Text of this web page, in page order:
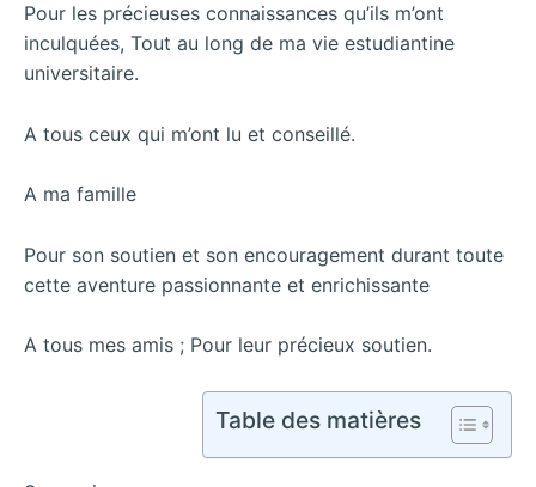
Pour les précieuses connaissances qu’ils m’ont
inculquées, Tout au long de ma vie estudiantine
universitaire.
A tous ceux qui m’ont lu et conseillé.
A ma famille
Pour son soutien et son encouragement durant toute
cette aventure passionnante et enrichissante
A tous mes amis ; Pour leur précieux soutien.
Table des matières